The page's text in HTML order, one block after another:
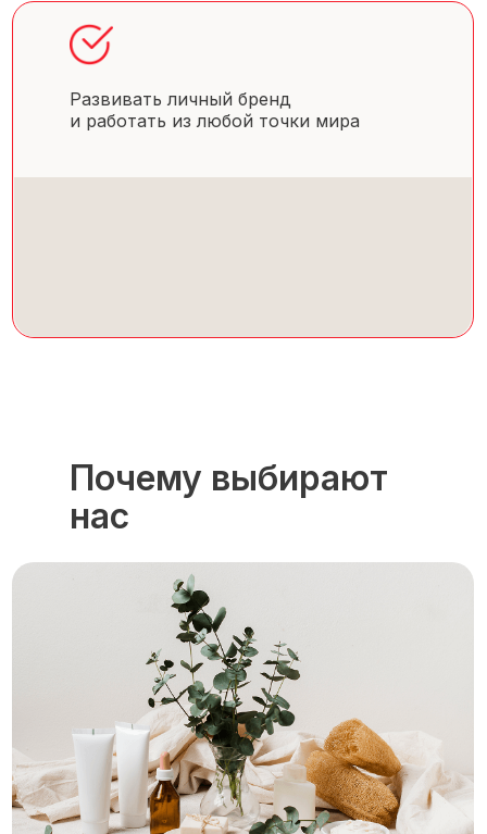
Развивать личный бренд
и работать из любой точки мира
Почему выбирают
нас